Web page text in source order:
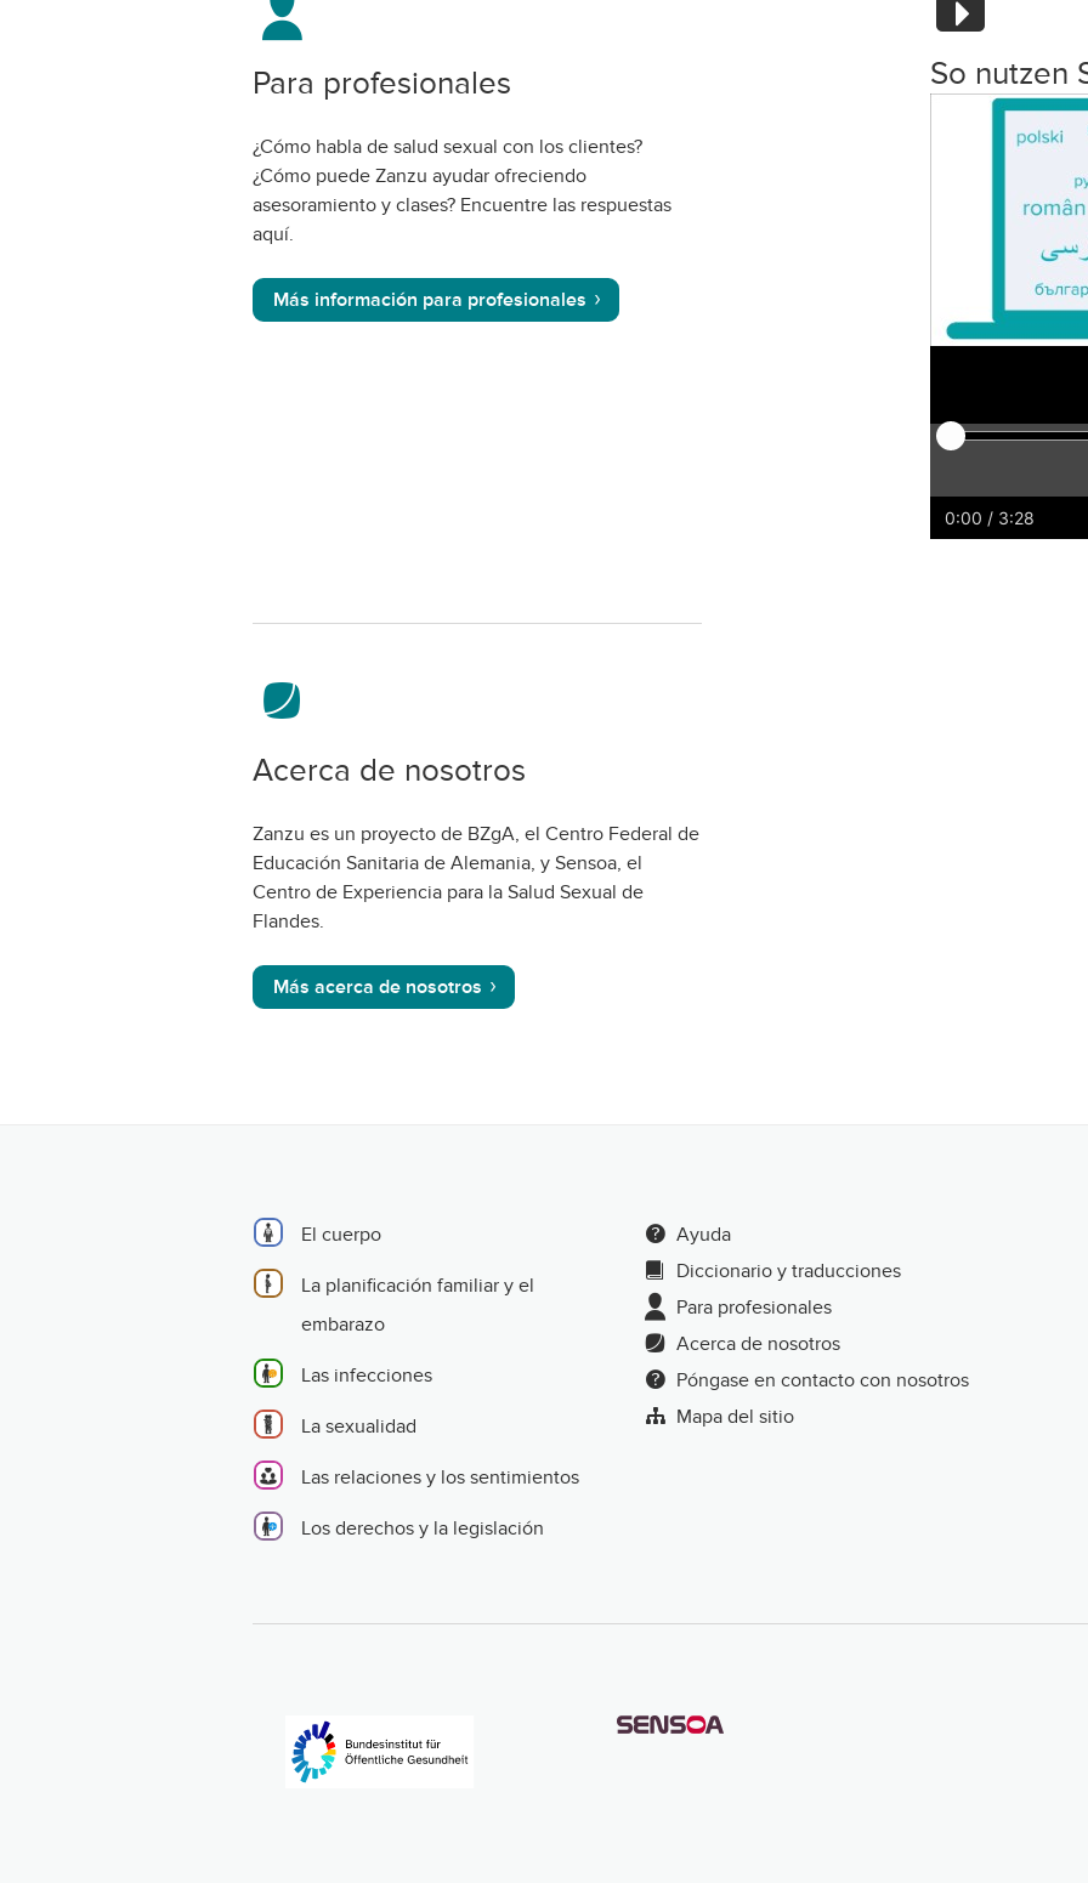
Para profesionales
¿Cómo habla de salud sexual con los clientes?
¿Cómo puede Zanzu ayudar ofreciendo
asesoramiento y clases? Encuentre las respuestas
aquí.
Más información para profesionales
So nutzen
0:00 / 3:28
Acerca de nosotros
Zanzu es un proyecto de BZgA, el Centro Federal de
Educación Sanitaria de Alemania, y Sensoa, el
Centro de Experiencia para la Salud Sexual de
Flandes.
Más acerca de nosotros
El cuerpo
La planificación familiar y el
embarazo
Las infecciones
La sexualidad
Las relaciones y los sentimientos
Los derechos y la legislación
Ayuda
Diccionario y traducciones
Para profesionales
Acerca de nosotros
Póngase en contacto con nosotros
Mapa del sitio